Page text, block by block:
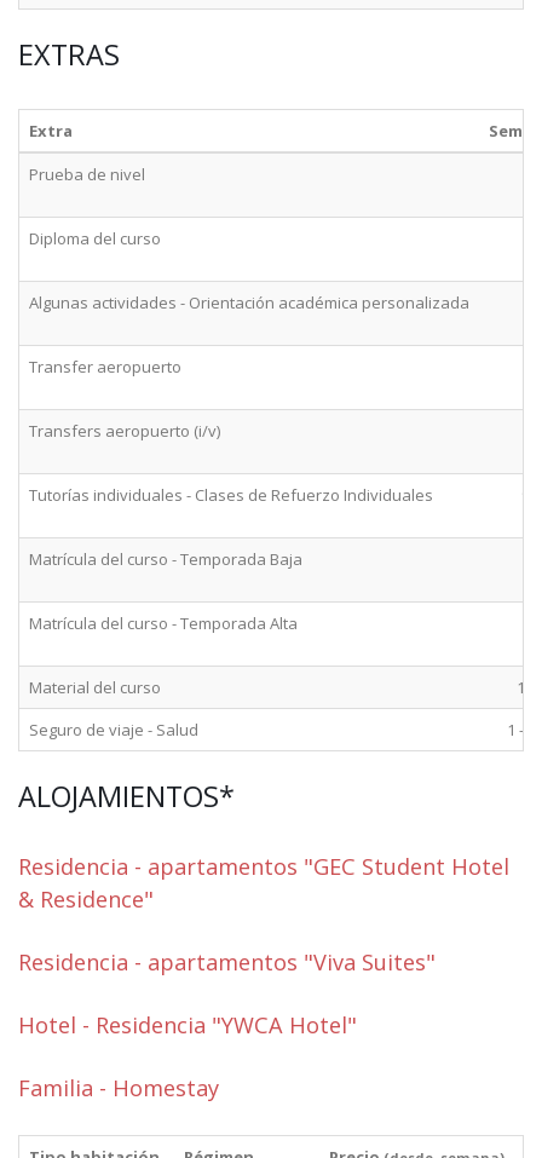
EXTRAS
Extra
Prueba de nivel
Diploma del curso
Algunas actividades - Orientación académica personalizada
Transfer aeropuerto
Transfers aeropuerto (i/v)
Tutorías individuales - Clases de Refuerzo Individuales
Matrícula del curso - Temporada Baja
Matrícula del curso - Temporada Alta
Material del curso
1+
Seguro de viaje - Salud
1 -
ALOJAMIENTOS*
Residencia - apartamentos "GEC Student Hotel
& Residence"
Residencia - apartamentos "Viva Suites"
Hotel - Residencia "YWCA Hotel"
Familia - Homestay